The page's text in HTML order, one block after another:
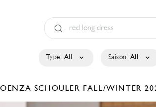
Type: All Saison: All
SCHOULER FALL/WINTER